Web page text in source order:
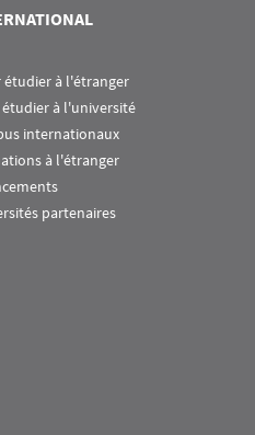
étudier à l'étranger
étudier à l'université
internationaux
à l'étranger
partenaires